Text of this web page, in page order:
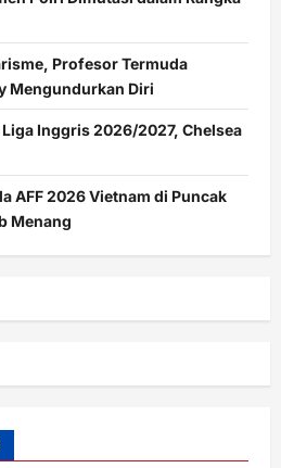
Profesor Termuda
Mengundurkan Diri
Inggris 2026/2027, Chelsea
AFF 2026 Vietnam di Puncak
Menang